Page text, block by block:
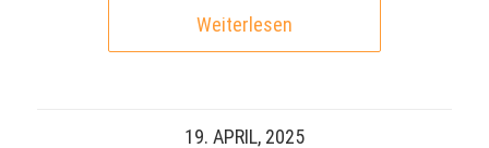
Weiterlesen
19. APRIL, 2025